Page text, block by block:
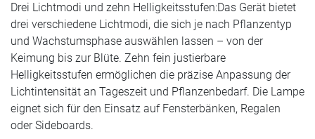
Drei Lichtmodi und zehn Helligkeitsstufen:Das Gerät bietet
drei verschiedene Lichtmodi, die sich je nach Pflanzentyp
und Wachstumsphase auswählen lassen – von der
Keimung bis zur Blüte. Zehn fein justierbare
Helligkeitsstufen ermöglichen die präzise Anpassung der
Lichtintensität an Tageszeit und Pflanzenbedarf. Die Lampe
eignet sich für den Einsatz auf Fensterbänken, Regalen
oder Sideboards.